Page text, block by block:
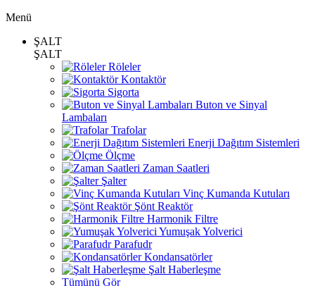
Menü
ŞALT
ŞALT
Röleler
Kontaktör
Sigorta
Buton ve Sinyal
Lambaları
Trafolar
Enerji Dağıtım Sistemleri
Ölçme
Zaman Saatleri
Şalter
Vinç Kumanda Kutuları
Şönt Reaktör
Harmonik Filtre
Yumuşak Yolverici
Parafudr
Kondansatörler
Şalt Haberleşme
Tümünü Gör